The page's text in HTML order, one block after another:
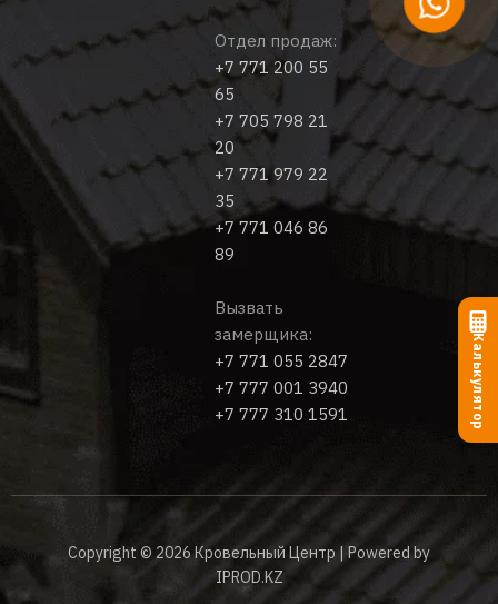
Отдел продаж:
+7 771 200 55
65
+7 705 798 21
20
+7 771 979 22
35
+7 771 046 86
89
Вызвать
замерщика:
+7 771 055 2847
+7 777 001 3940
+7 777 310 1591
Copyright © 2026 Кровельный Центр | Powered by
IPROD.KZ
Калькулятор